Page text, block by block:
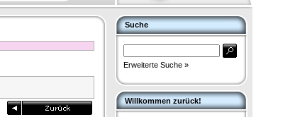
Suche
Erweiterte Suche »
Willkommen zurück!